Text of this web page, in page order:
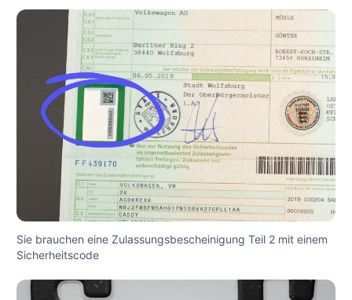
Sie brauchen eine Zulassungsbescheinigung Teil 2 mit einem
Sicherheitscode